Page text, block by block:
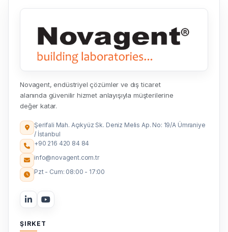
Novagent, endüstriyel çözümler ve dış ticaret
alanında güvenilir hizmet anlayışıyla müşterilerine
değer katar.
Şerifali Mah. Açıkyüz Sk. Deniz Melis Ap. No: 19/A Ümraniye
/ İstanbul
+90 216 420 84 84
info@novagent.com.tr
Pzt - Cum: 08:00 - 17:00
ŞIRKET